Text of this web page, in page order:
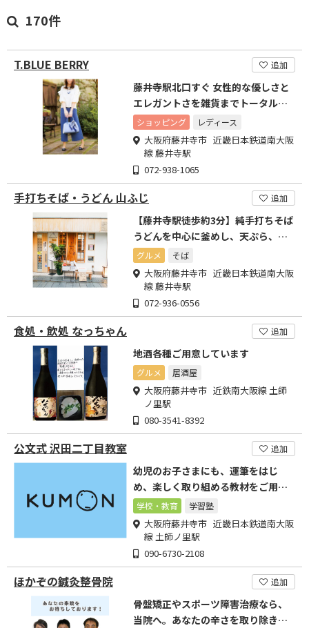
170件
T.BLUE BERRY 追加
藤井寺駅北口すぐ 女性的な優しさと
エレガントさを雑貨までトータルコ
ーディネートで表現します
ショッピング レディース
大阪府藤井寺市 近畿日本鉄道南大阪
線 藤井寺駅
072-938-1065
手打ちそば・うどん 山ふじ 追加
【藤井寺駅徒歩約3分】純手打ちそば
うどんを中心に釜めし、天ぷら、季
節のお料理をご賞味下さい
グルメ そば
大阪府藤井寺市 近畿日本鉄道南大阪
線 藤井寺駅
072-936-0556
食処・飲処 なっちゃん 追加
地酒各種ご用意しています
グルメ 居酒屋
大阪府藤井寺市 近鉄南大阪線 土師
ノ里駅
080-3541-8392
公文式 沢田二丁目教室 追加
幼児のお子さまにも、運筆をはじ
め、楽しく取り組める教材をご用意
しています。お気軽に教室へ!
学校・教育 学習塾
大阪府藤井寺市 近畿日本鉄道南大阪
線 土師ノ里駅
090-6730-2108
ほかぞの鍼灸整骨院 追加
骨盤矯正やスポーツ障害治療なら、
当院へ。あなたの辛さを取り除きた